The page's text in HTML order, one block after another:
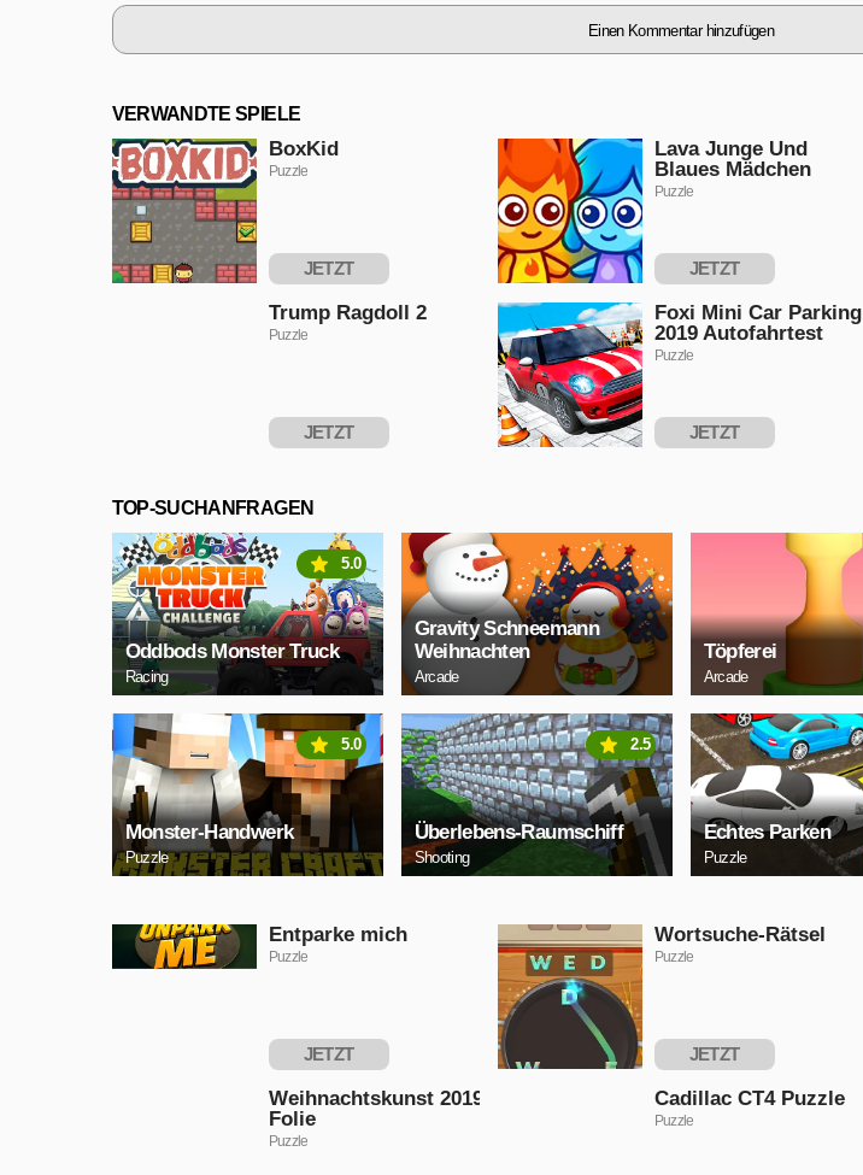
Einen Kommentar hinzufügen
VERWANDTE SPIELE
BoxKid
Puzzle
JETZT
Lava Junge Und
Blaues Mädchen
Puzzle
JETZT
Trump Ragdoll 2
Puzzle
JETZT
Foxi Mini Car Parking
2019 Autofahrtest
Puzzle
JETZT
TOP-SUCHANFRAGEN
Oddbods Monster Truck
Racing
5.0
Gravity Schneemann
Weihnachten
Arcade
Töpferei
Arcade
Monster-Handwerk
Puzzle
5.0
Überlebens-Raumschiff
Shooting
2.5
Echtes Parken
Puzzle
Entparke mich
Puzzle
JETZT
Wortsuche-Rätsel
Puzzle
JETZT
Weihnachtskunst 2019
Folie
Puzzle
Cadillac CT4 Puzzle
Puzzle